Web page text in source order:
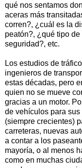
qué nos sentamos
aceras más
corren?, ¿cuál es la
peatón?, ¿qué tipo
seguridad?, etc.
Los estudios de
ingenieros de
estas décadas, pero
quien no se mueve
gracias a un motor.
de vehículos para
(siempre crecientes)
carreteras, nuevas
a contar a los
mayoría, o al menos
como en muchas